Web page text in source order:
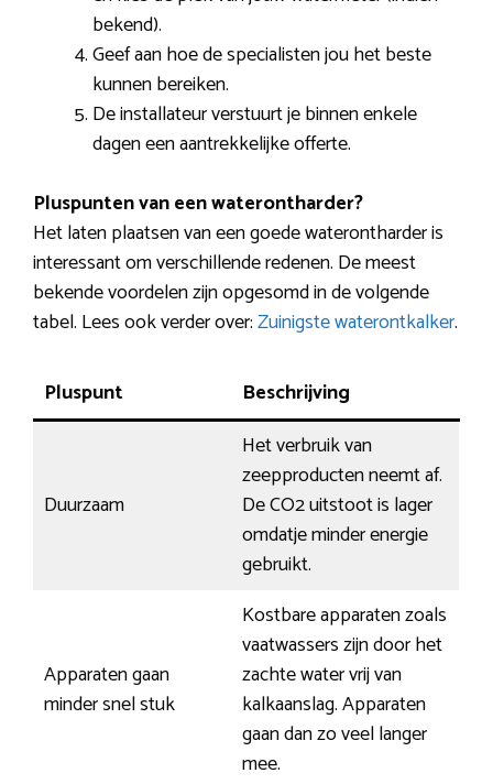
bekend).
Geef aan hoe de specialisten jou het beste
kunnen bereiken.
De installateur verstuurt je binnen enkele
dagen een aantrekkelijke offerte.
Pluspunten van een waterontharder?
Het laten plaatsen van een goede waterontharder is
interessant om verschillende redenen. De meest
bekende voordelen zijn opgesomd in de volgende
tabel. Lees ook verder over:Zuinigste waterontkalker.
Pluspunt Beschrijving
Duurzaam
Het verbruik van
zeepproducten neemt af.
De CO2 uitstoot is lager
omdatje minder energie
gebruikt.
Apparaten gaan
minder snel stuk
Kostbare apparaten zoals
vaatwassers zijn door het
zachte water vrij van
kalkaanslag. Apparaten
gaan dan zo veel langer
mee.